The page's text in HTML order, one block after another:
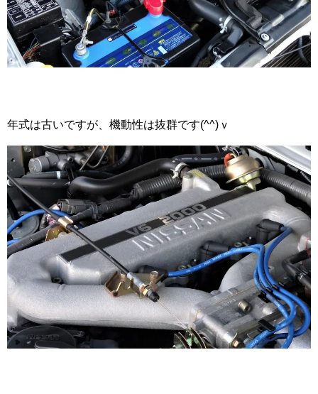
年式は古いですが、機動性は抜群です(^^)ｖ